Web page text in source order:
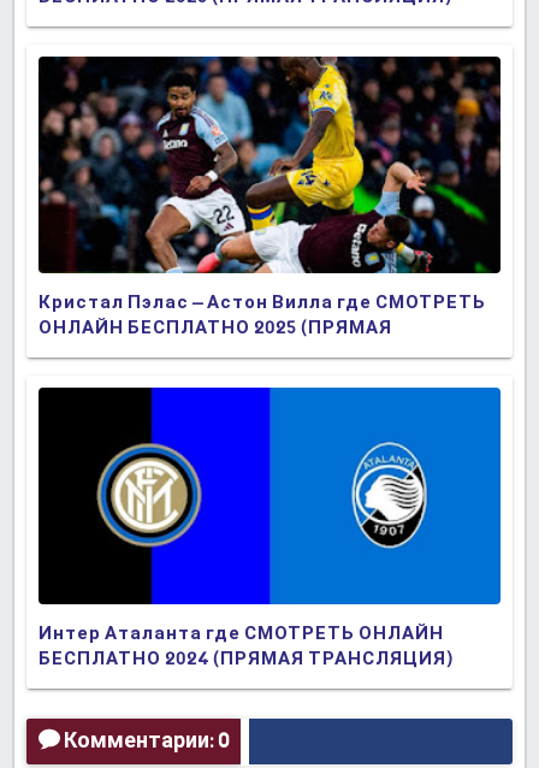
Кристал Пэлас – Астон Вилла где СМОТРЕТЬ
ОНЛАЙН БЕСПЛАТНО 2025 (ПРЯМАЯ
ТРАНСЛЯЦИЯ)
Интер Аталанта где СМОТРЕТЬ ОНЛАЙН
БЕСПЛАТНО 2024 (ПРЯМАЯ ТРАНСЛЯЦИЯ)
Комментарии: 0